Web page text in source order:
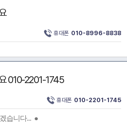
휴대폰 010-8996-8838
010-2201-1745
휴대폰 010-2201-1745
습니다... ●